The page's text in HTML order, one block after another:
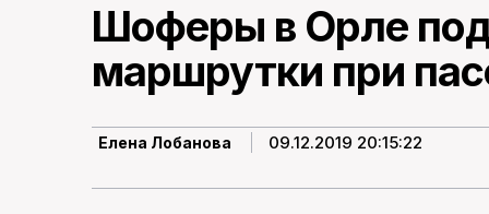
Шоферы в Орле
маршрутки при
Елена Лобанова 09.12.2019 20:15:22